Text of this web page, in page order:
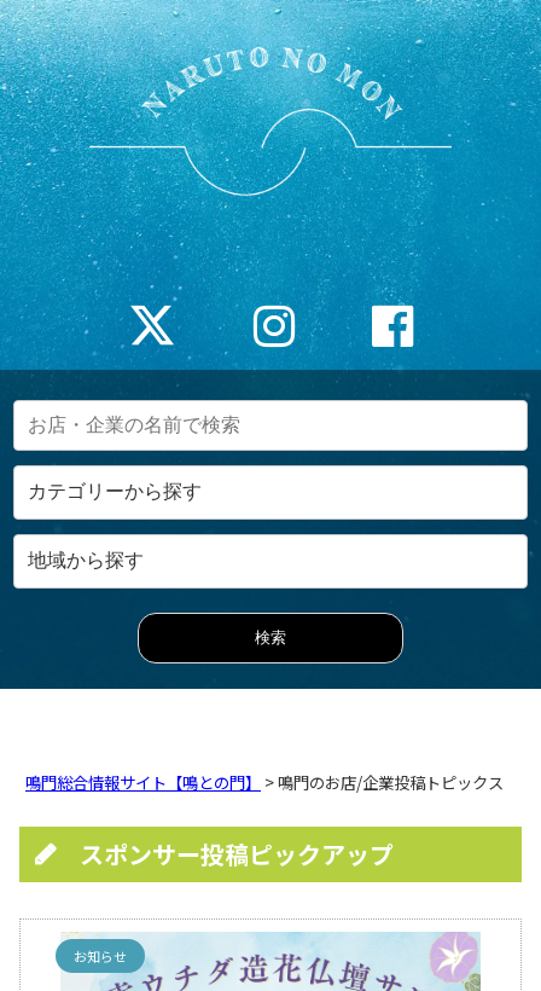
鳴門総合情報サイト【鳴との門】 > 鳴門のお店/企業投稿トピックス
スポンサー投稿ピックアップ
お知らせ